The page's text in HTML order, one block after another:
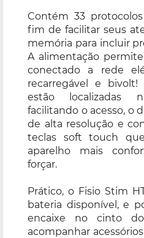
Contém 33
fim de facilitar seus
memória para incluir
A alimentação
conectado a rede
recarregável e
estão localizadas
facilitando o acesso, o
de alta resolução e
teclas soft touch
aparelho mais
forçar.
Prático, o Fisio Stim
bateria disponível, e
encaixe no cinto
acompanhar